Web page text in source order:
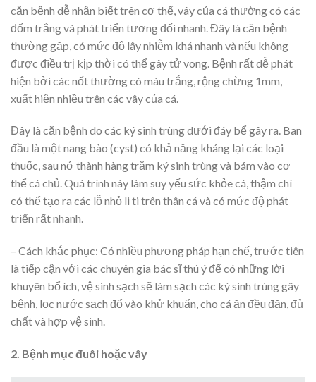
căn bệnh dễ nhận biết trên cơ thể, vây của cá thường có các
đốm trắng và phát triển tương đối nhanh. Đây là căn bệnh
thường gặp, có mức độ lây nhiễm khá nhanh và nếu không
được điều trị kịp thời có thể gây tử vong. Bệnh rất dễ phát
hiện bởi các nốt thường có màu trắng, rộng chừng 1mm,
xuất hiện nhiều trên các vây của cá.
Đây là căn bệnh do các ký sinh trùng dưới đáy bể gây ra. Ban
đầu là một nang bào (cyst) có khả năng kháng lại các loại
thuốc, sau nở thành hàng trăm ký sinh trùng và bám vào cơ
thể cá chủ. Quá trình này làm suy yếu sức khỏe cá, thậm chí
có thể tạo ra các lỗ nhỏ li ti trên thân cá và có mức độ phát
triển rất nhanh.
– Cách khắc phục: Có nhiều phương pháp hạn chế, trước tiên
là tiếp cận với các chuyên gia bác sĩ thú ý để có những lời
khuyên bổ ích, vệ sinh sạch sẽ làm sạch các ký sinh trùng gây
bệnh, lọc nước sạch đổ vào khử khuẩn, cho cá ăn đều đặn, đủ
chất và hợp vệ sinh.
2. Bệnh mục đuôi hoặc vây